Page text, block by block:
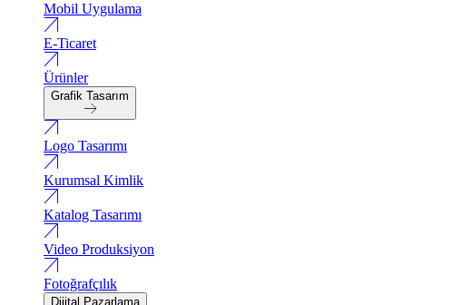
Mobil Uygulama
E-Ticaret
Ürünler
Grafik Tasarım
Logo Tasarımı
Kurumsal Kimlik
Katalog Tasarımı
Video Produksiyon
Fotoğrafçılık
Dijital Pazarlama